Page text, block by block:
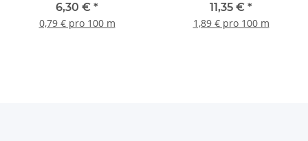
6,30 € *
0,79 € pro 100 m
11,35 € *
1,89 € pro 100 m